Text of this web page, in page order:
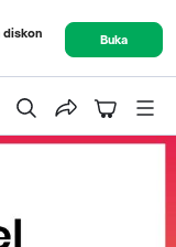
diskon
Buka